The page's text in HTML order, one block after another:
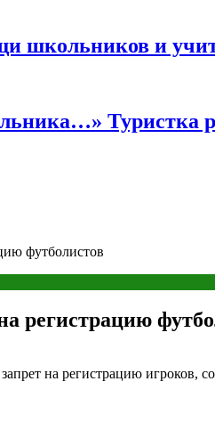
школьников и
футболистов
регистрацию
на регистрацию